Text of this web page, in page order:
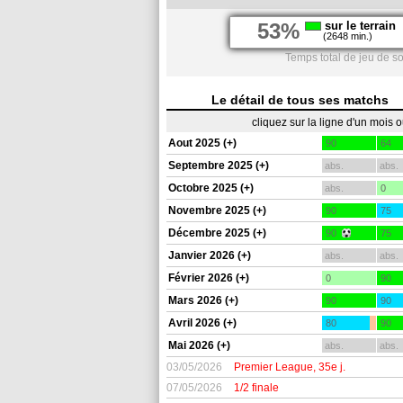
53% sur le terrain
(2648 min.)
Temps total de jeu de
Le détail de tous ses matchs
cliquez sur la ligne d'un mois
Aout 2025 (+)
90 64
Septembre 2025 (+) abs. abs.
Octobre 2025 (+) abs. 0
Novembre 2025 (+) 90 75
Décembre 2025 (+) 90 75
Janvier 2026 (+) abs. abs.
Février 2026 (+) 0 90
Mars 2026 (+) 90 90
Avril 2026 (+) 80 90
Mai 2026 (+) abs. abs.
03/05/2026 Premier League, 35e j.
07/05/2026
1/2 finale